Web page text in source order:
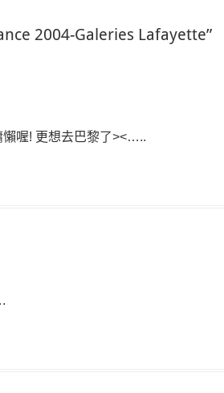
2004-Galeries Lafayette”
喔! 更想去巴黎了><…..